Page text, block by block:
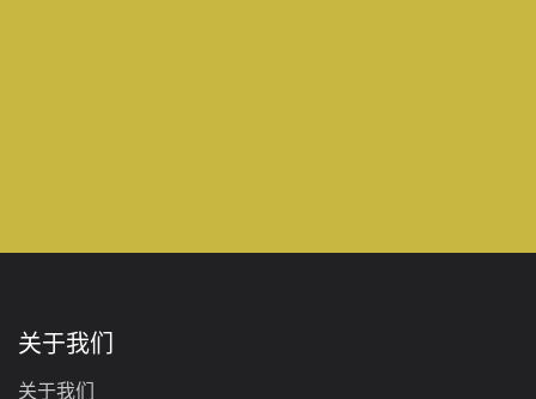
关于我们
关于我们